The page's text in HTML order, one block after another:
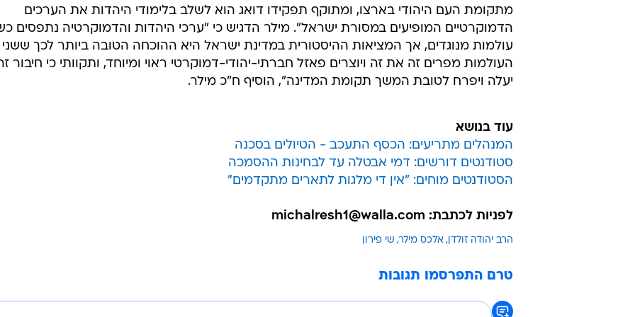
מתקומת העם היהודי בארצו, ומתוקף תפקידו דואג הוא לשלב בלימודי היהדות את הערכים
הדמוקרטיים המופיעים במסורת ישראל". מילר הדגיש כי "ערכי היהדות והדמוקרטיה נתפסים
עולמות מנוגדים, אך המציאות ההיסטורית במדינת ישראל היא ההוכחה הטובה ביותר לכך ששני
העולמות מפרים זה את זה ויוצרים פאזל חברתי-יהודי-דמוקרטי ראוי ומיוחד, ותקוותי כי חיבור
יעלה ויפרח לטובת המשך תקומת המדינה", הוסיף ח"כ מילר.
עוד בנושא
המנהלים מתריעים: הכסף התעכב - הטיולים בסכנה
סטודנטים דורשים: דמי אבטלה עד לבחינות ההסמכה
הסטודנטים מוחים: "אין די מלגות לתארים מתקדמים"
לפניות לכתבת: michalresh1@walla.com
הרב יהודה זולדן אלכס מילר שי פירון
טרם התפרסמו תגובות